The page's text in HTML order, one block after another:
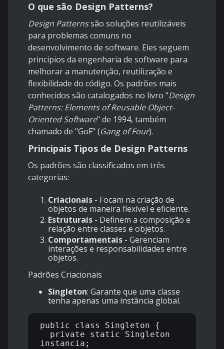
O que são Design Patterns?
Design Patternssão soluções reutilizáveis
para problemas comuns no
desenvolvimento de software. Eles seguem
princípios da engenharia de software para
melhorar a manutenção, reutilização e
flexibilidade do código. Os padrões mais
conhecidos são catalogados no livro "Design
Patterns: Elements of Reusable Object-
Oriented Software" de 1994, também
chamado de "GoF" (Gang of Four).
Principais Tipos de Design Patterns
Os padrões são classificados em três
categorias:
Criacionais - Focam na criação de
objetos de maneira flexível e eficiente.
Estruturais - Definem a composição e
relação entre classes e objetos.
Comportamentais - Gerenciam
interações e responsabilidades entre
objetos.
Padrões Criacionais
Singleton: Garante que uma classe
tenha apenas uma instância global.
public class Singleton {
instancia;